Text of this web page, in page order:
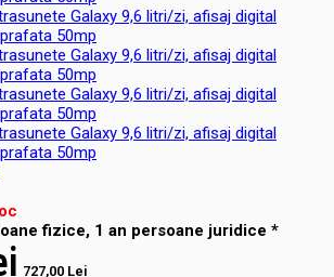
fizice, 1 an persoane juridice *
727,00 Lei